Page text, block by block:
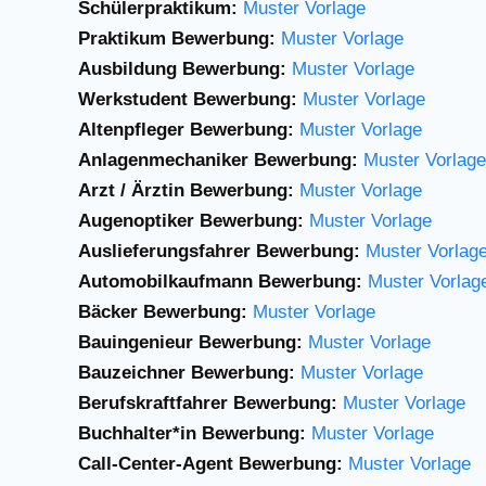
Schülerpraktikum: Muster Vorlage
Praktikum Bewerbung: Muster Vorlage
Ausbildung Bewerbung: Muster Vorlage
Werkstudent Bewerbung: Muster Vorlage
Altenpfleger Bewerbung: Muster Vorlage
Anlagenmechaniker Bewerbung: Muster Vorlage
Arzt / Ärztin Bewerbung: Muster Vorlage
Augenoptiker Bewerbung: Muster Vorlage
Auslieferungsfahrer Bewerbung: Muster
Automobilkaufmann Bewerbung: Muster
Bäcker Bewerbung: Muster Vorlage
Bauingenieur Bewerbung: Muster Vorlage
Bauzeichner Bewerbung: Muster Vorlage
Berufskraftfahrer Bewerbung: Muster Vorlage
Buchhalter*in Bewerbung: Muster Vorlage
Call-Center-Agent Bewerbung: Muster Vorlage